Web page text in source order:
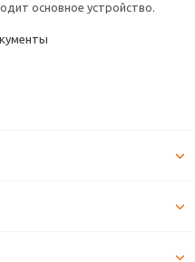
основное устройство.